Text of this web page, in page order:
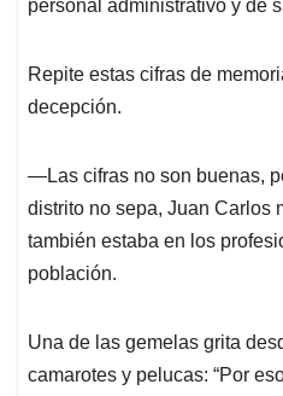
personal administrativo y de
Repite estas cifras de
decepción.
―Las cifras no son buenas,
distrito no sepa, Juan Carlos
también estaba en los
población.
Una de las gemelas grita
camarotes y pelucas: “Por